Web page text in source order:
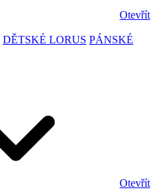
Otevřít
DĚTSKÉ LORUS PÁNSKÉ
Otevřít